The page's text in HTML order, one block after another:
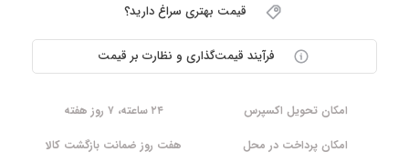
قیمت بهتری سراغ دارید؟
فرآیند قیمت‌گذاری و نظارت بر قیمت
امکان تحویل اکسپرس
۲۴ ساعته، ۷ روز هفته
امکان پرداخت در محل
هفت روز ضمانت بازگشت کالا